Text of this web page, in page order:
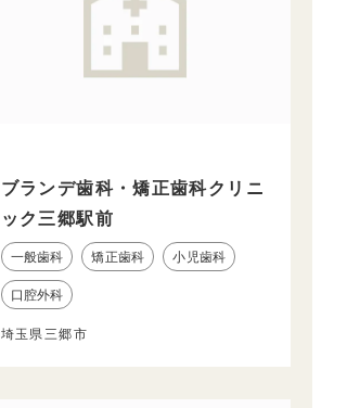
ブランデ歯科・矯正歯科クリニ
ック三郷駅前
一般歯科 矯正歯科 小児歯科
口腔外科
埼玉県三郷市